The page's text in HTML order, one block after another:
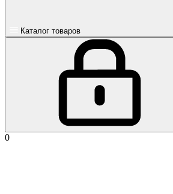
Каталог товаров
0